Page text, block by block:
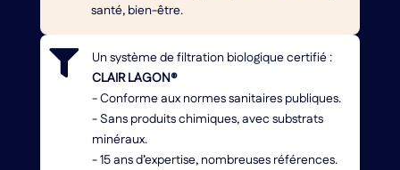
santé, bien-être.

Un système de filtration biologique certifié :
CLAIR LAGON®
- Conforme aux normes sanitaires publiques.
- Sans produits chimiques, avec substrats
minéraux.
- 15 ans d’expertise, nombreuses références.